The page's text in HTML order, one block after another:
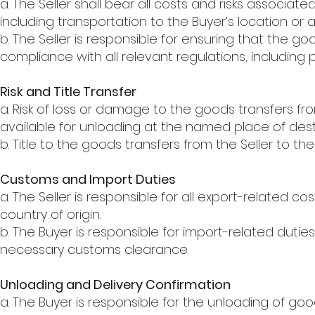
a. The Seller shall bear all costs and risks
including transportation to the Buyer’s location or
b. The Seller is responsible for ensuring that the
compliance with all relevant regulations,
Risk and Title Transfer
a. Risk of loss or damage to the goods transfers
available for unloading at the named place of
b. Title to the goods transfers from the Seller to
Customs and Import Duties
a. The Seller is responsible for all export-related
country of origin.
b. The Buyer is responsible for import-related
necessary customs clearance.
Unloading and Delivery Confirmation
a. The Buyer is responsible for the unloading of